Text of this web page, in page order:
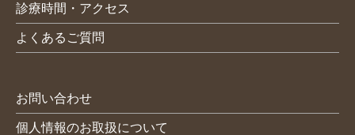
診療時間・アクセス
よくあるご質問
お問い合わせ
個人情報のお取扱について